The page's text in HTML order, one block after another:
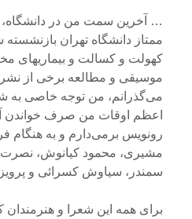
… آخرین سمت من در دانشگاه،
ممتاز دانشگاه تهران
کهولت و کسالت و بیماریهای
موسیقی و مطالعه برخی از
می‌گذرانم، من توجه خاصی به
اعظم اوقات من صرف خواندن
رونویس برمی‌دارم و به هنگام
مشیری، محمود کیانوش، نصرت
سمندر، سیاوش کسرائی و
برای همه این شعرا و